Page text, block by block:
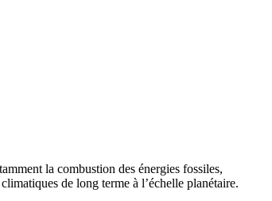
la combustion des énergies fossiles,
de long terme à l’échelle planétaire.